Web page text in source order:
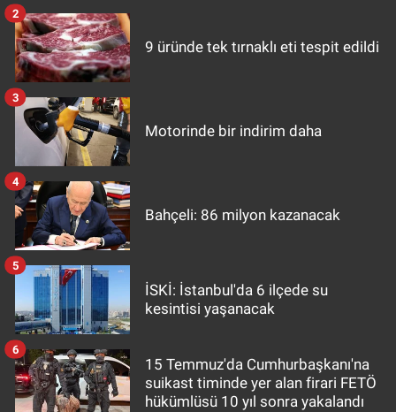
9 üründe tek tırnaklı eti tespit edildi
2
Motorinde bir indirim daha
3
Bahçeli: 86 milyon kazanacak
4
İSKİ: İstanbul'da 6 ilçede su
kesintisi yaşanacak
5
15 Temmuz'da Cumhurbaşkanı'na
suikast timinde yer alan firari FETÖ
hükümlüsü 10 yıl sonra yakalandı
6